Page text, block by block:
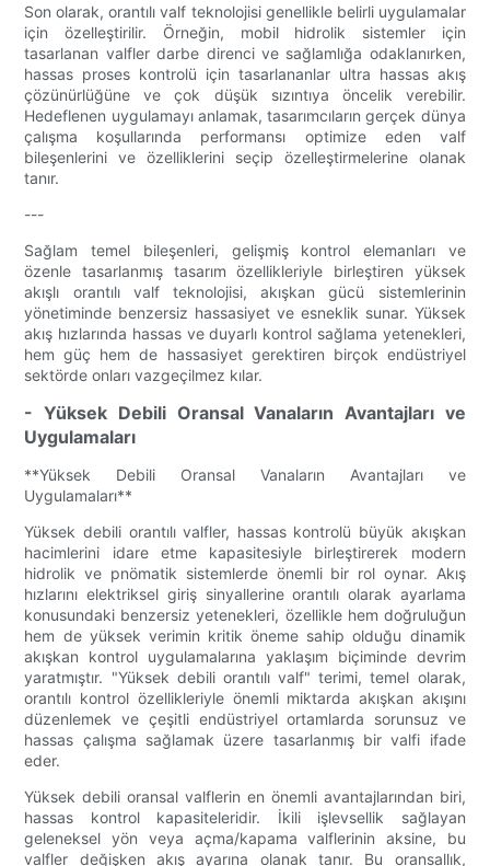
Son olarak, orantılı valf teknolojisi genellikle belirli uygulamalar
için özelleştirilir. Örneğin, mobil hidrolik sistemler için
tasarlanan valfler darbe direnci ve sağlamlığa odaklanırken,
hassas proses kontrolü için tasarlananlar ultra hassas akış
çözünürlüğüne ve çok düşük sızıntıya öncelik verebilir.
Hedeflenen uygulamayı anlamak, tasarımcıların gerçek dünya
çalışma koşullarında performansı optimize eden valf
bileşenlerini ve özelliklerini seçip özelleştirmelerine olanak
tanır.
---
Sağlam temel bileşenleri, gelişmiş kontrol elemanları ve
özenle tasarlanmış tasarım özellikleriyle birleştiren yüksek
akışlı orantılı valf teknolojisi, akışkan gücü sistemlerinin
yönetiminde benzersiz hassasiyet ve esneklik sunar. Yüksek
akış hızlarında hassas ve duyarlı kontrol sağlama yetenekleri,
hem güç hem de hassasiyet gerektiren birçok endüstriyel
sektörde onları vazgeçilmez kılar.
- Yüksek Debili Oransal Vanaların Avantajları ve
Uygulamaları
**Yüksek Debili Oransal Vanaların Avantajları ve
Uygulamaları**
Yüksek debili orantılı valfler, hassas kontrolü büyük akışkan
hacimlerini idare etme kapasitesiyle birleştirerek modern
hidrolik ve pnömatik sistemlerde önemli bir rol oynar. Akış
hızlarını elektriksel giriş sinyallerine orantılı olarak ayarlama
konusundaki benzersiz yetenekleri, özellikle hem doğruluğun
hem de yüksek verimin kritik öneme sahip olduğu dinamik
akışkan kontrol uygulamalarına yaklaşım biçiminde devrim
yaratmıştır. "Yüksek debili orantılı valf" terimi, temel olarak,
orantılı kontrol özellikleriyle önemli miktarda akışkan akışını
düzenlemek ve çeşitli endüstriyel ortamlarda sorunsuz ve
hassas çalışma sağlamak üzere tasarlanmış bir valfi ifade
eder.
Yüksek debili oransal valflerin en önemli avantajlarından biri,
hassas kontrol kapasiteleridir. İkili işlevsellik sağlayan
geleneksel yön veya açma/kapama valflerinin aksine, bu
valfler değişken akış ayarına olanak tanır. Bu oransallık,